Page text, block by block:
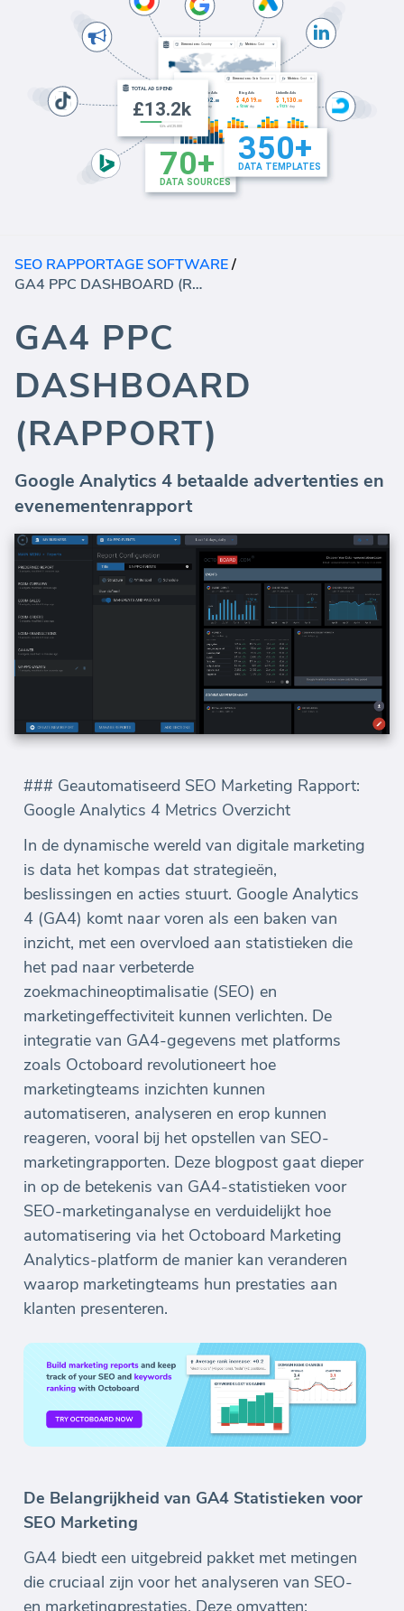
SEO RAPPORTAGE SOFTWARE/
GA4 PPC DASHBOARD (RAPPORT)
GA4 PPC
DASHBOARD
(RAPPORT)
Google Analytics 4 betaalde advertenties en
evenementenrapport
### Geautomatiseerd SEO Marketing Rapport:
Google Analytics 4 Metrics Overzicht
In de dynamische wereld van digitale marketing
is data het kompas dat strategieën,
beslissingen en acties stuurt. Google Analytics
4 (GA4) komt naar voren als een baken van
inzicht, met een overvloed aan statistieken die
het pad naar verbeterde
zoekmachineoptimalisatie (SEO) en
marketingeffectiviteit kunnen verlichten. De
integratie van GA4-gegevens met platforms
zoals Octoboard revolutioneert hoe
marketingteams inzichten kunnen
automatiseren, analyseren en erop kunnen
reageren, vooral bij het opstellen van SEO-
marketingrapporten. Deze blogpost gaat dieper
in op de betekenis van GA4-statistieken voor
SEO-marketinganalyse en verduidelijkt hoe
automatisering via het Octoboard Marketing
Analytics-platform de manier kan veranderen
waarop marketingteams hun prestaties aan
klanten presenteren.
De Belangrijkheid van GA4 Statistieken voor
SEO Marketing
GA4 biedt een uitgebreid pakket met metingen
die cruciaal zijn voor het analyseren van SEO-
en marketingprestaties. Deze omvatten: